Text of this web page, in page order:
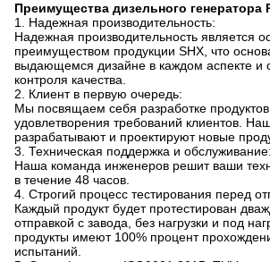
Преимущества дизельного генератора
1. Надежная производительность:
Надежная производительность является
преимуществом продукции SHX, что
выдающемся дизайне в каждом аспекте и
контроля качества.
2. Клиент в первую очередь:
Мы посвящаем себя разработке
удовлетворения требований клиентов.
разрабатывают и проектируют новые
3. Техническая поддержка и обслуживание:
Наша команда инженеров решит ваши
в течение 48 часов.
4. Строгий процесс тестирования перед
Каждый продукт будет протестирован
отправкой с завода, без нагрузки и под
продукты имеют 100% процент
испытаний.